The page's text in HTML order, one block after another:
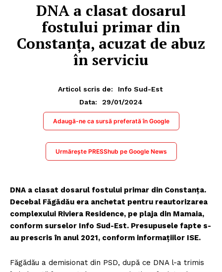
DNA a clasat dosarul
fostului primar din
Constanța, acuzat de abuz
în serviciu
Articol scris de:
Info Sud-Est
Data:
29/01/2024
Adaugă-ne ca sursă preferată în Google
Urmărește PRESShub pe Google News
DNA a clasat dosarul fostului primar din Constanța.
Decebal Făgădău era anchetat pentru reautorizarea
complexului Riviera Residence, pe plaja din Mamaia,
conform surselor Info Sud-Est. Presupusele fapte s-
au prescris în anul 2021, conform informațiilor ISE.
Făgădău a demisionat din PSD, după ce DNA l-a trimis